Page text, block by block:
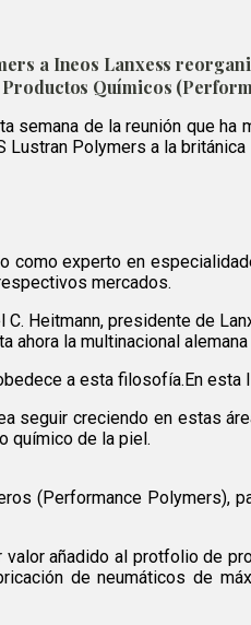
a Ineos Lanxess
Químicos
semana de la reunión que
Lustran Polymers a la británica
como experto en
mercados.
C. Heitmann, presidente de
ahora la multinacional
a esta filosofía.En
seguir creciendo en estas
químico de la piel.
(Performance Polymers),
valor añadido al protfolio de
de neumáticos de